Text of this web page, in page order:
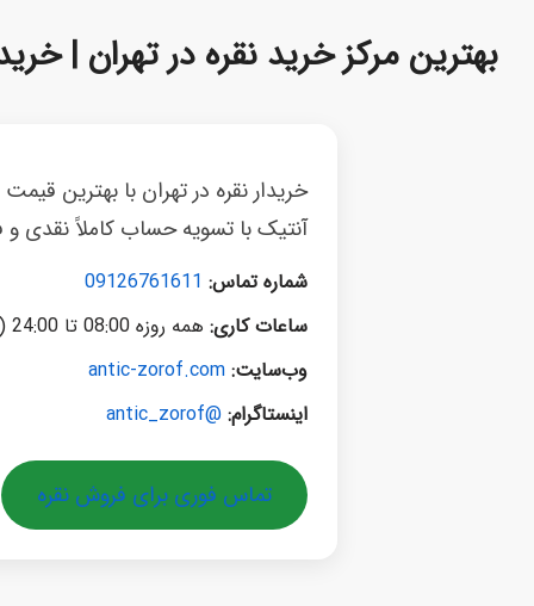
بهترین مرکز خرید نقره در تهران |
خریدار نقره در تهران با بهترین
آنتیک با تسویه حساب کاملاً نقدی
شماره تماس: 09126761611
ساعات کاری: همه روزه 08:00 تا 24:00 (همیشه پاسخگو)
وب‌سایت: antic-zorof.com
اینستاگرام: @antic_zorof
تماس فوری برای فروش نقره